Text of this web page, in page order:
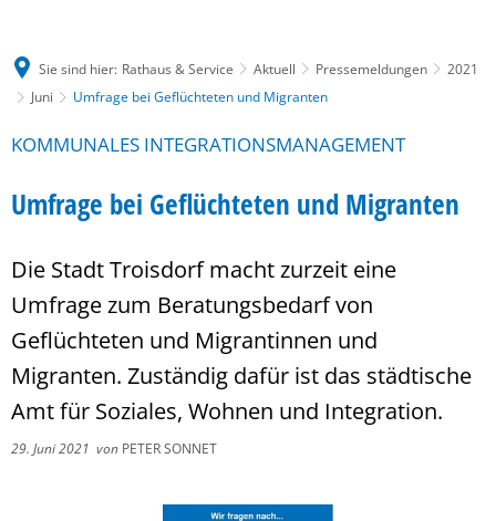
Sie sind hier: Rathaus & Service Aktuell Pressemeldungen
2021
Juni
Umfrage bei Geflüchteten und Migranten
KOMMUNALES INTEGRATIONSMANAGEMENT
Umfrage bei Geflüchteten und Migranten
Die Stadt Troisdorf macht zurzeit eine
Umfrage zum Beratungsbedarf von
Geflüchteten und Migrantinnen und
Migranten. Zuständig dafür ist das städtische
Amt für Soziales, Wohnen und Integration.
29. Juni 2021 von PETER SONNET